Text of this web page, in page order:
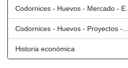
Codornices - Huevos - Mercado - E...
Codornices - Huevos - Proyectos -...
Historia económica